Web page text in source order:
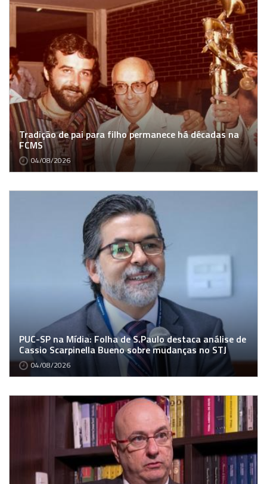
Tradição de pai para filho permanece há décadas na
FCMS
04/08/2026
PUC-SP na Mídia: Folha de S.Paulo destaca análise de
Cassio Scarpinella Bueno sobre mudanças no STJ
04/08/2026